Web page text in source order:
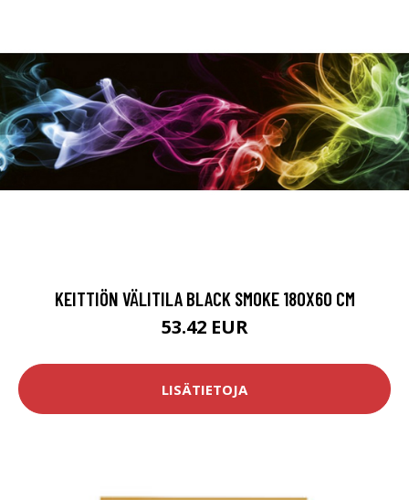
KEITTIÖN VÄLITILA BLACK SMOKE 180X60 CM
53.42 EUR
LISÄTIETOJA